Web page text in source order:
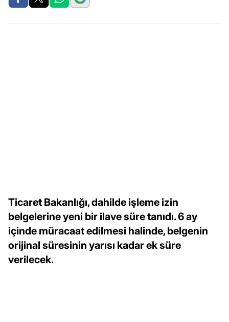
Ticaret Bakanlığı, dahilde işleme izin
belgelerine yeni bir ilave süre tanıdı. 6 ay
içinde müracaat edilmesi halinde, belgenin
orijinal süresinin yarısı kadar ek süre
verilecek.